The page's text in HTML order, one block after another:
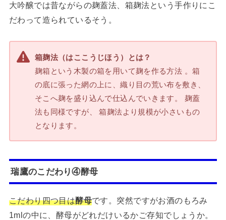
大吟醸では昔ながらの麹蓋法、箱麹法という手作りにこ
だわって造られているそう。
箱麹法（はここうじほう）とは？
麹箱という木製の箱を用いて麹を作る方法 。箱
の底に張った網の上に、織り目の荒い布を敷き、
そこへ麹を盛り込んで仕込んでいきます。 麹蓋
法も同様ですが、 箱麹法より規模が小さいもの
となります。
瑞鷹のこだわり④酵母
こだわり四つ目は酵母です。突然ですがお酒のもろみ
1mlの中に、酵母がどれだけいるかご存知でしょうか。